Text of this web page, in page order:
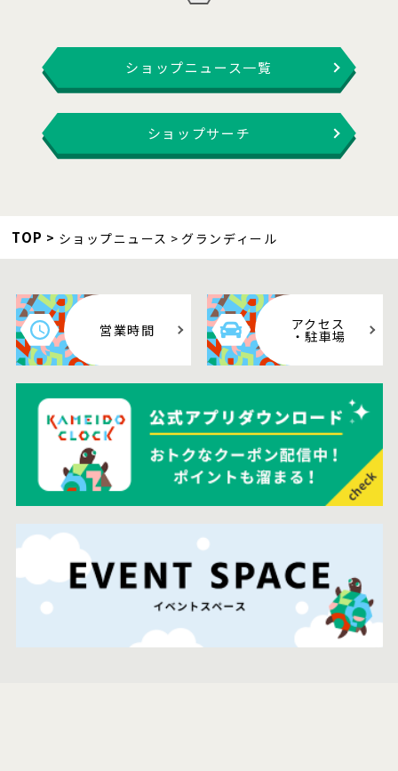
ショップニュース一覧
ショップサーチ
TOP ショップニュース グランディール
営業時間 アクセス
・駐車場